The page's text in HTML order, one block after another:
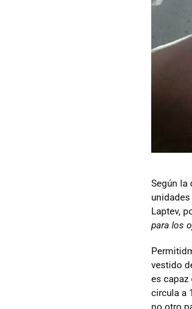
Según la
Laptev,
para los
vestido
es capaz
circula a
no otro